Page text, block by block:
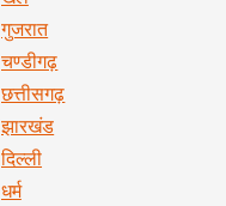
गुजरात
चण्डीगढ़
छत्तीसगढ़
झारखंड
दिल्ली
धर्म